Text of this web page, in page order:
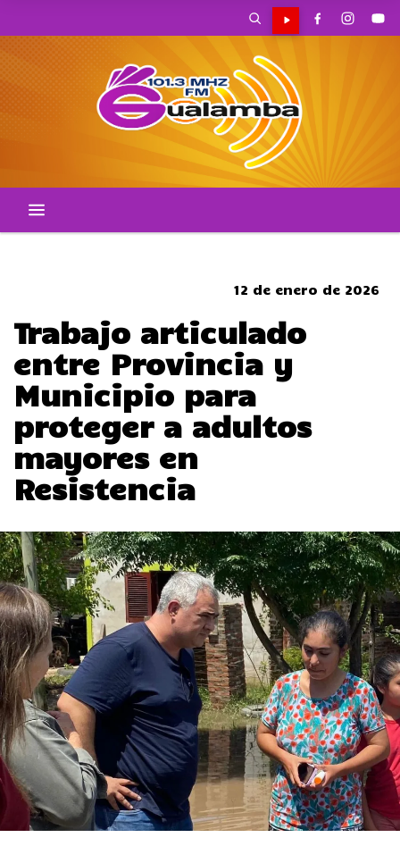
12 de enero de 2026
Trabajo articulado
entre Provincia y
Municipio para
proteger a adultos
mayores en
Resistencia